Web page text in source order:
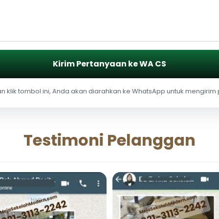
Kirim Pertanyaan ke WA CS
klik tombol ini, Anda akan diarahkan ke WhatsApp untuk mengirim
Testimoni Pelanggan